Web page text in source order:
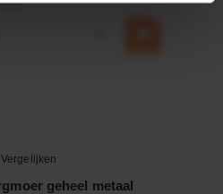
Vergelijken
geheel metaal